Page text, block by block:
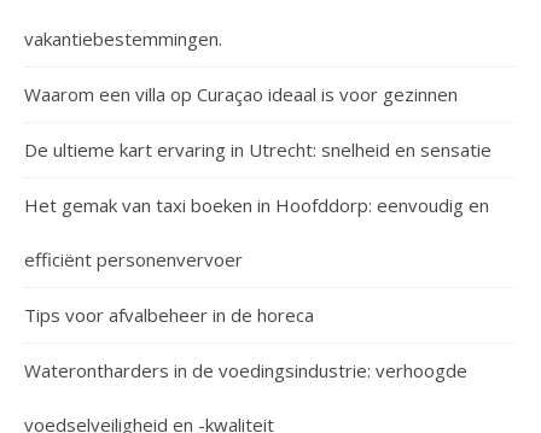
vakantiebestemmingen.
Waarom een villa op Curaçao ideaal is voor gezinnen
De ultieme kart ervaring in Utrecht: snelheid en sensatie
Het gemak van taxi boeken in Hoofddorp: eenvoudig en
efficiënt personenvervoer
Tips voor afvalbeheer in de horeca
Waterontharders in de voedingsindustrie: verhoogde
voedselveiligheid en -kwaliteit